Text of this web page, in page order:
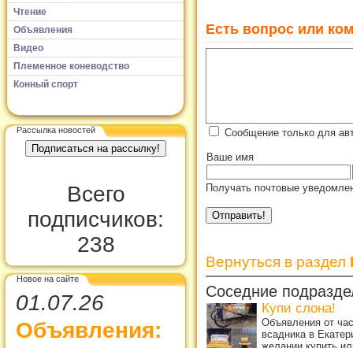
Чтение
Объявления
Видео
Племенное коневодство
Конный спорт
Рассылка новостей
Всего
подписчиков:
238
Новое на сайте
01.07.26
Объявления:
Есть вопрос или
Сообщение только для
Ваше имя
Получать почтовые
Вернуться в раздел
Соседние
Купи слона!
Объявления от
всадника в